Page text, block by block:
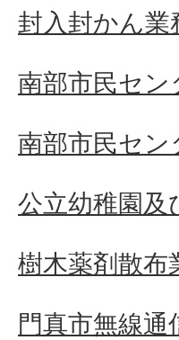
封入封かん業
南部市民セン
南部市民セン
公立幼稚園及
樹木薬剤散布
門真市無線